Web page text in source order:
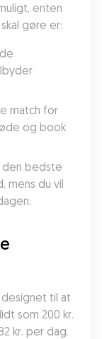
enten
gøre er:
match for
og book
den bedste
mens du vil
designet til at
som 200 kr.
kr. per dag.